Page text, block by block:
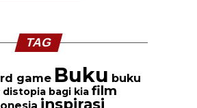
TAG
game Buku buku
distopia bagi kia film
inspirasi